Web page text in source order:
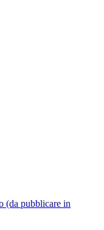
(da pubblicare in